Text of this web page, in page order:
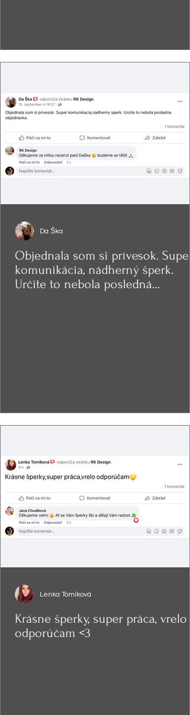
Objednala som si prívesok. Super
komunikácia, nádherný šperk.
Určite to nebola posledná
Da Ška
Krásne šperky, super práca, vrelo
odporúčam <3
Lenka Tomíková